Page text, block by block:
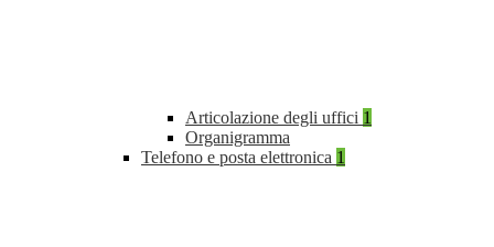
Articolazione degli uffici 1
Organigramma
Telefono e posta elettronica 1